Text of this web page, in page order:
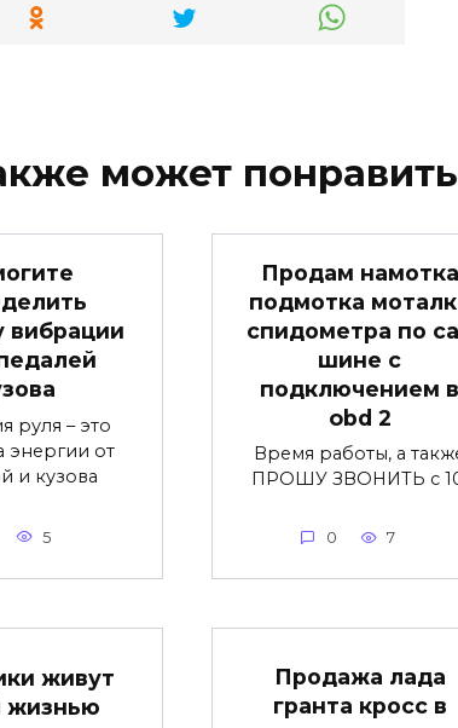
может
вибрации
руля – это
энергии от
и кузова
5
Продам намотка
подмотка
спидометра по
шине с
подключением в
obd 2
Время работы, а
ПРОШУ ЗВОНИТЬ с
0 7
живут
жизнью
Продажа лада
гранта кросс в